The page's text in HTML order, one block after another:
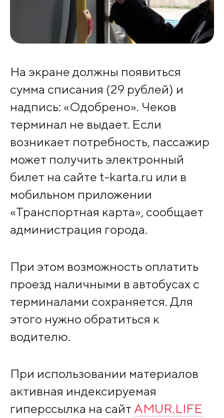
На экране должны появиться
сумма списания (29 рублей) и
надпись: «Одобрено». Чеков
терминал не выдает. Если
возникает потребность, пассажир
может получить электронный
билет на сайте t-karta.ru или в
мобильном приложении
«Транспортная карта», сообщает
администрация города.
При этом возможность оплатить
проезд наличными в автобусах с
терминалами сохраняется. Для
этого нужно обратиться к
водителю.
При использовании материалов
активная индексируемая
гиперссылка на сайт AMUR.LIFE